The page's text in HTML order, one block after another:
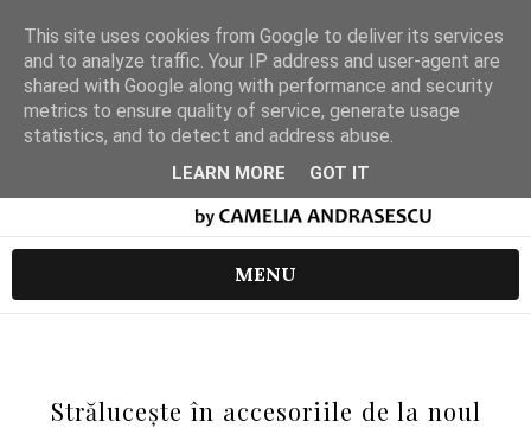
MENU
Strălucește în accesoriile de la noul
This site uses cookies from Google to deliver its services
and to analyze traffic. Your IP address and user-agent are
shared with Google along with performance and security
metrics to ensure quality of service, generate usage
statistics, and to detect and address abuse.
LEARN MORE GOT IT